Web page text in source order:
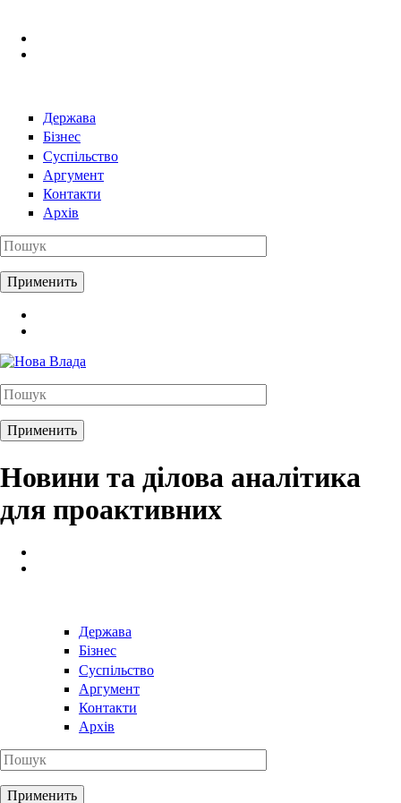
Держава
Бізнес
Суспільство
Аргумент
Контакти
Архів
Новини та ділова аналітика
для проактивних
Держава
Бізнес
Суспільство
Аргумент
Контакти
Архів